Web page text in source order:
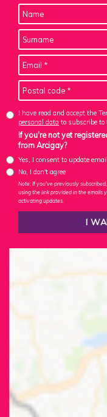
I have read and accept the
personal data to subscribe
If you're not yet
from Arcigay?
Yes, I consent to update
No, I don't agree
Note: If you've previously
using the link provided in the emails
activating updates.